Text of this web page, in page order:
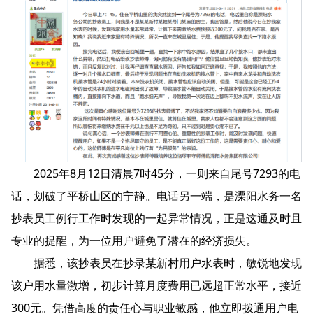
2025年8月12日清晨7时45分，一则来自尾号7293的电
话，划破了平桥山区的宁静。电话另一端，是溧阳水务一名
抄表员工例行工作时发现的一起异常情况，正是这通及时且
专业的提醒，为一位用户避免了潜在的经济损失。
据悉，该抄表员在抄录某新村用户水表时，敏锐地发现
该户用水量激增，初步计算月度费用已远超正常水平，接近
300元。凭借高度的责任心与职业敏感，他立即拨通用户电